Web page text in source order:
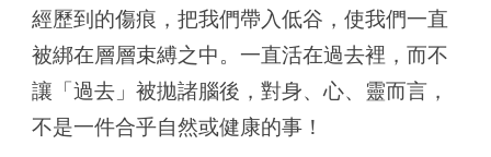
經歷到的傷痕，把我們帶入低谷，使我們一直
被綁在層層束縛之中。一直活在過去裡，而不
讓「過去」被拋諸腦後，對身、心、靈而言，
不是一件合乎自然或健康的事！